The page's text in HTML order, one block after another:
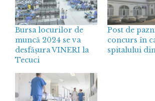
Bursa locurilor de
muncă 2024 se va
desfășura VINERI la
Tecuci
Post de
concurs în
spitalului